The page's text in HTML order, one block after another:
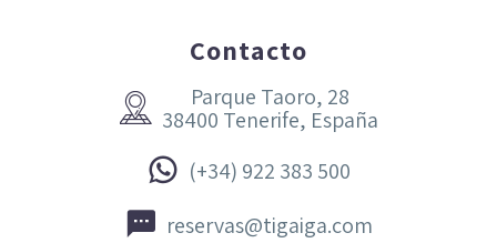
Contacto


Parque Taoro, 28
38400 Tenerife, España

 (+34) 922 383 500

 reservas@tigaiga.com